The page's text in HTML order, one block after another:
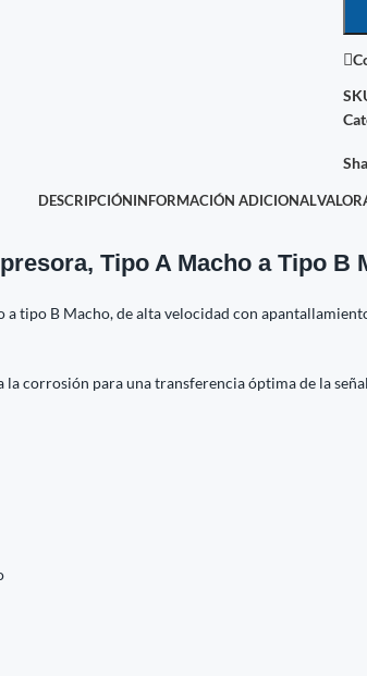
DESCRIPCIÓNINFORMACIÓN ADICIONAL
Tipo A Macho a Tipo B
tipo B Macho, de alta velocidad con
corrosión para una transferencia óptima de la